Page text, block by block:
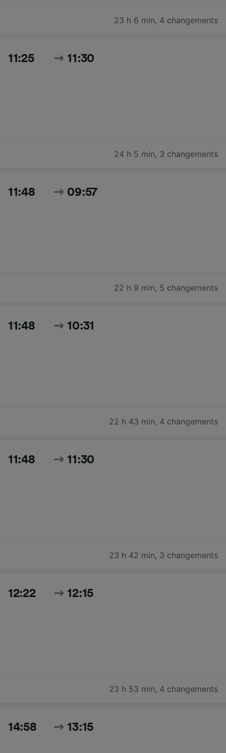
23 h 6 min, 4 changements
11:25 11:30
24 h 5 min, 3 changements
11:48 09:57
22 h 9 min, 5 changements
11:48 10:31
22 h 43 min, 4 changements
11:48 11:30
23 h 42 min, 3 changements
12:22 12:15
23 h 53 min, 4 changements
14:58 13:15